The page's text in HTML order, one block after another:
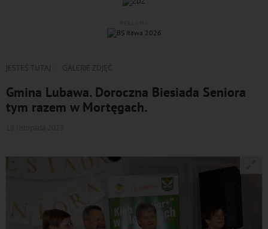
JESTEŚ TUTAJ GALERIE ZDJĘĆ
Gmina Lubawa. Doroczna Biesiada Seniora
tym razem w Mortęgach.